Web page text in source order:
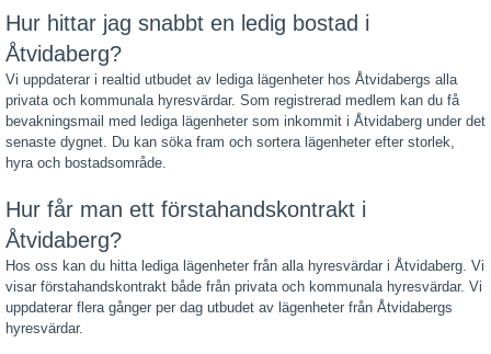
Hur hittar jag snabbt en ledig bostad i
Åtvidaberg?
Vi uppdaterar i realtid utbudet av lediga lägenheter hos Åtvidabergs alla
privata och kommunala hyresvärdar. Som registrerad medlem kan du få
bevakningsmail med lediga lägenheter som inkommit i Åtvidaberg under det
senaste dygnet. Du kan söka fram och sortera lägenheter efter storlek,
hyra och bostadsområde.
Hur får man ett förstahandskontrakt i
Åtvidaberg?
Hos oss kan du hitta lediga lägenheter från alla hyresvärdar i Åtvidaberg. Vi
visar förstahandskontrakt både från privata och kommunala hyresvärdar. Vi
uppdaterar flera gånger per dag utbudet av lägenheter från Åtvidabergs
hyresvärdar.